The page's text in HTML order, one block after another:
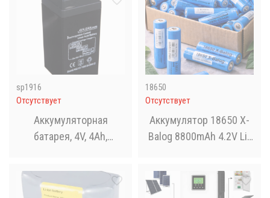
sp1916
Отсутствует
Аккумуляторная
батарея, 4V, 4Ah,
кислотный
аккумулятор
18650
Отсутствует
Аккумулятор 18650 X-
Balog 8800mAh 4.2V Li-
аккумуляторная
батарейка